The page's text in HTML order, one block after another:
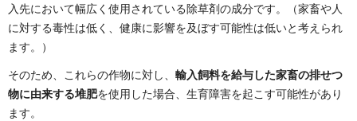
入先において幅広く使用されている除草剤の成分です。（家畜や人
に対する毒性は低く、健康に影響を及ぼす可能性は低いと考えられ
ます。）
そのため、これらの作物に対し、 輸入飼料を給与した家畜の排せつ
物に由来する堆肥を使用した場合、生育障害を起こす可能性があり
ます。